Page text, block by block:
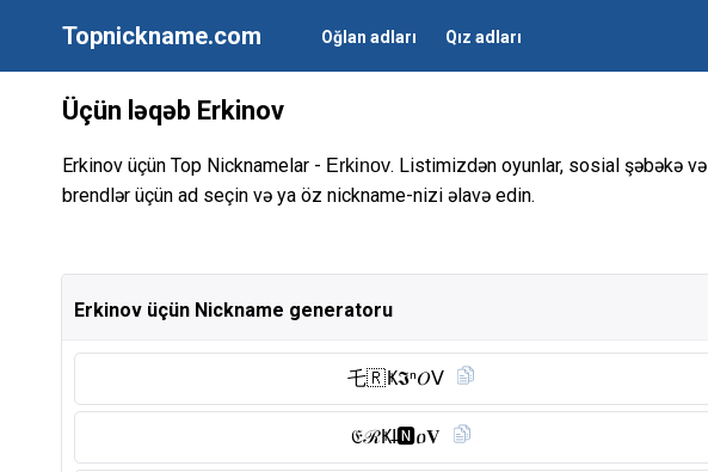
Topnickname.com Oğlan adları Qız adları
Üçün ləqəb Erkinov
Erkinov üçün Top Nicknamelar - Erkinov. Listimizdən oyunlar, sosial şəbəkə və
brendlər üçün ad seçin və ya öz nickname-nizi əlavə edin.
Erkinov üçün Nickname generatoru
乇🇷 Ҝ𝕴ⁿ𝑂ᐯ
𝔈ℛҜI̶🅽︎ዐ𝐕